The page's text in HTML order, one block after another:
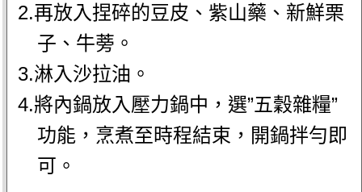
2.再放入捏碎的豆皮、紫山藥、新鮮栗
子、牛蒡。
3.淋入沙拉油。
4.將內鍋放入壓力鍋中，選”五穀雜糧”
功能，烹煮至時程結束，開鍋拌勻即
可。